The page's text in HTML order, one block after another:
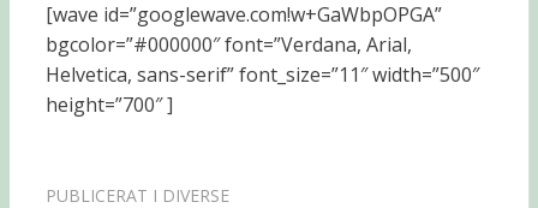
[wave id=”googlewave.com!w+GaWbpOPGA”
bgcolor=”#000000″ font=”Verdana, Arial,
Helvetica, sans-serif” font_size=”11″ width=”500″
height=”700″ ]
PUBLICERAT I DIVERSE